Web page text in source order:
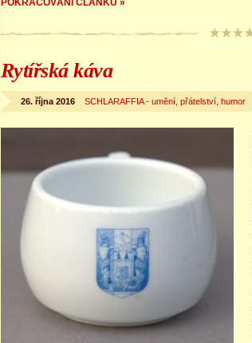
Rytířská káva
26. října 2016 SCHLARAFFIA - umění, přátelství, humor